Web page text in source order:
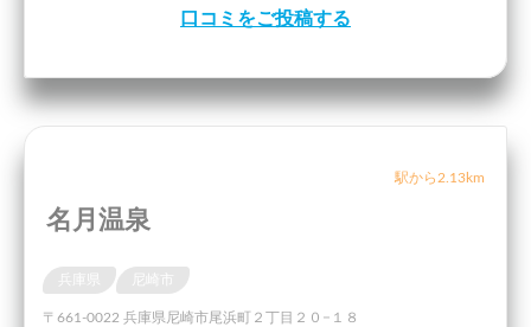
口コミをご投稿する
駅から2.13km
名月温泉
〒661-0022 兵庫県尼崎市尾浜町２丁目２０−１８